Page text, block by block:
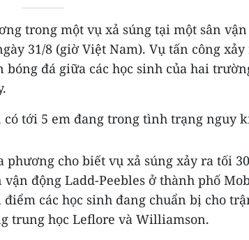
trong một vụ xả súng tại một sân vận
31/8 (giờ Việt Nam). Vụ tấn công xảy
đá giữa các học sinh của hai
có tới 5 em đang trong tình trạng nguy
phương cho biết vụ xả súng xảy ra tối
động Ladd-Peebles ở thành phố
các học sinh đang chuẩn bị cho
trung học Leflore và Williamson.